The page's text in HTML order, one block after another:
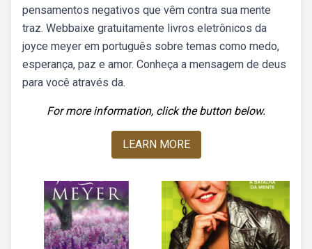
pensamentos negativos que vêm contra sua mente
traz. Webbaixe gratuitamente livros eletrônicos da
joyce meyer em português sobre temas como medo,
esperança, paz e amor. Conheça a mensagem de deus
para você através da.
For more information, click the button below.
LEARN MORE